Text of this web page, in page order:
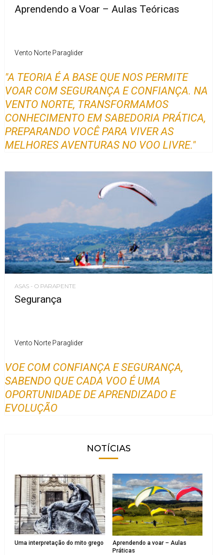
Aprendendo a Voar – Aulas Teóricas
Vento Norte Paraglider
"A TEORIA É A BASE QUE NOS PERMITE
VOAR COM SEGURANÇA E CONFIANÇA. NA
VENTO NORTE, TRANSFORMAMOS
CONHECIMENTO EM SABEDORIA PRÁTICA,
PREPARANDO VOCÊ PARA VIVER AS
MELHORES AVENTURAS NO VOO LIVRE."
ASAS - O PARAPENTE
Segurança
Vento Norte Paraglider
VOE COM CONFIANÇA E SEGURANÇA,
SABENDO QUE CADA VOO É UMA
OPORTUNIDADE DE APRENDIZADO E
EVOLUÇÃO
NOTÍCIAS
Uma interpretação do mito grego
Aprendendo a voar – Aulas
Práticas